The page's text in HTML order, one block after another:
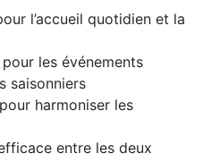
l’accueil quotidien et la
les événements
saisonniers
harmoniser les
entre les deux